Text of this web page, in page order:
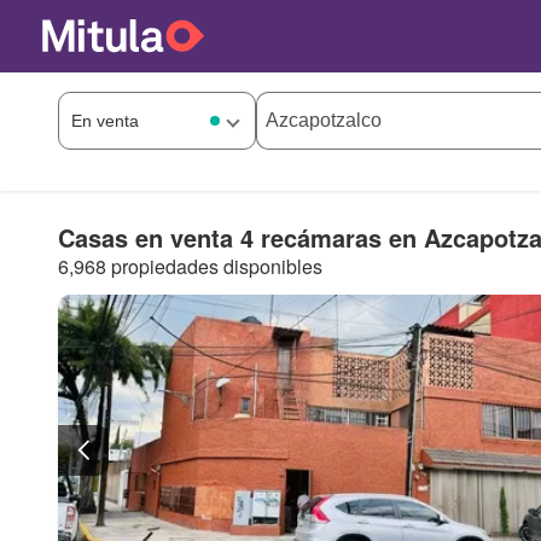
Casas en venta 4 recámaras en
6,968 propiedades disponibles